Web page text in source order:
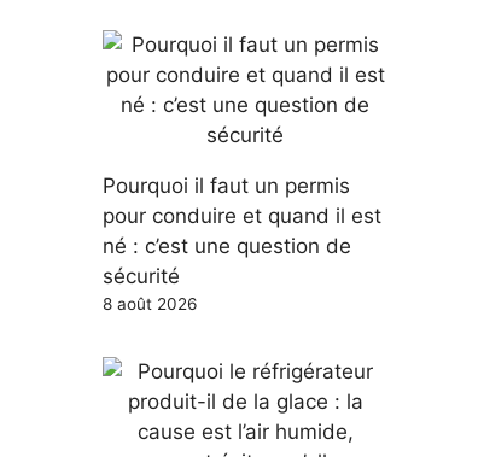
Pourquoi il faut un permis
pour conduire et quand il est
né : c’est une question de
sécurité
8 août 2026